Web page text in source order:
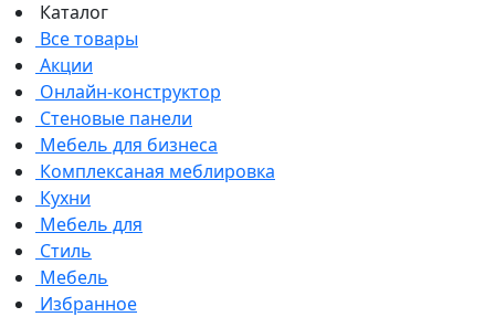
Каталог
Все товары
Акции
Онлайн-конструктор
Стеновые панели
Мебель для бизнеса
Комплексаная меблировка
Кухни
Мебель для
Стиль
Мебель
Избранное